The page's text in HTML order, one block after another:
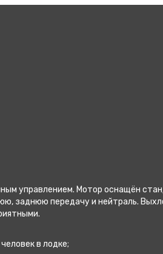
управлением. Мотор оснащён
заднюю передачу и нейтраль.
в лодке;